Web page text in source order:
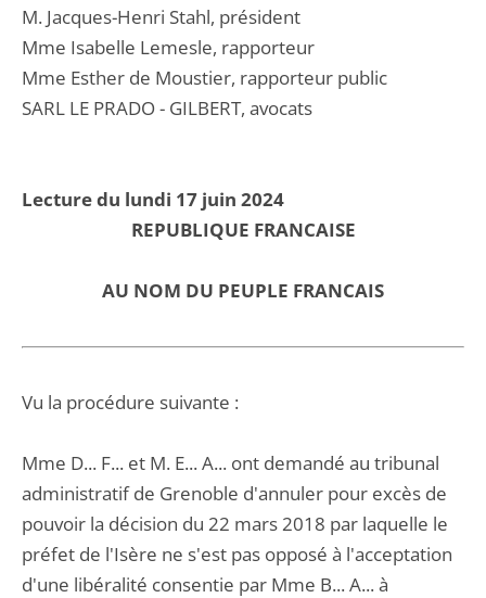
M. Jacques-Henri Stahl, président
Mme Isabelle Lemesle, rapporteur
Mme Esther de Moustier, rapporteur public
SARL LE PRADO - GILBERT, avocats
Lecture du lundi 17 juin 2024
REPUBLIQUE FRANCAISE
AU NOM DU PEUPLE FRANCAIS
Vu la procédure suivante :
Mme D... F... et M. E... A... ont demandé au tribunal
administratif de Grenoble d'annuler pour excès de
pouvoir la décision du 22 mars 2018 par laquelle le
préfet de l'Isère ne s'est pas opposé à l'acceptation
d'une libéralité consentie par Mme B... A... à